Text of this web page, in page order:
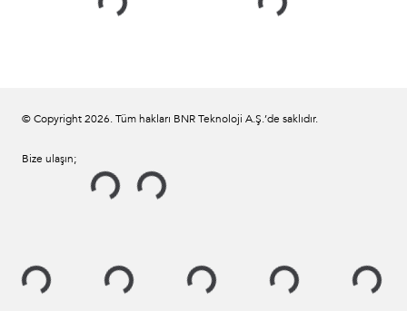
© Copyright2026. Tüm hakları BNR Teknoloji A.Ş.’de saklıdır.
Bize ulaşın;